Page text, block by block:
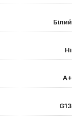
Білий
Ні
A+
G13